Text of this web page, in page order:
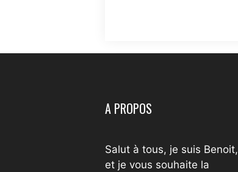
A PROPOS
Salut à tous, je suis Benoit,
et je vous souhaite la